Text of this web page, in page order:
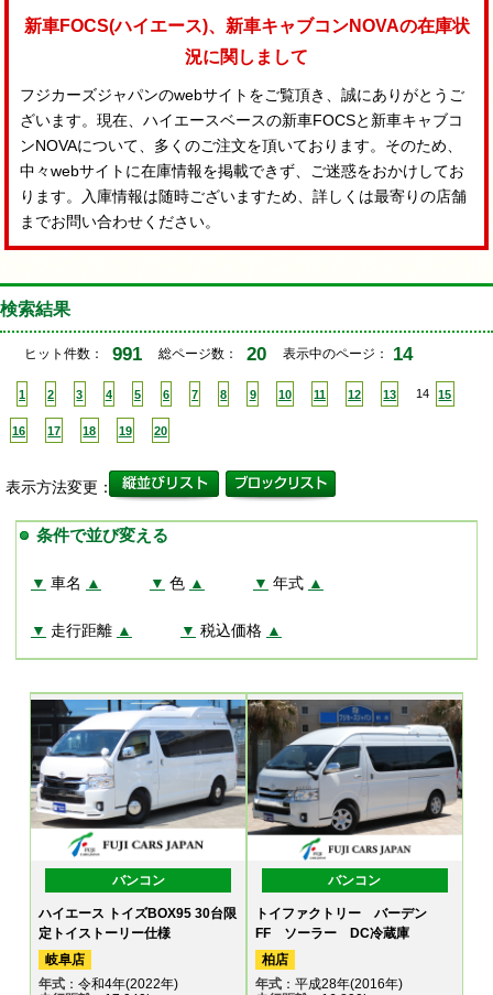
新車FOCS(ハイエース)、新車キャブコンNOVAの在庫状
況に関しまして
フジカーズジャパンのwebサイトをご覧頂き、誠にありがとうご
ざいます。現在、ハイエースベースの新車FOCSと新車キャブコ
ンNOVAについて、多くのご注文を頂いております。そのため、
中々webサイトに在庫情報を掲載できず、ご迷惑をおかけしてお
ります。入庫情報は随時ございますため、詳しくは最寄りの店舗
までお問い合わせください。
検索結果
ヒット件数： 991 総ページ数： 20 表示中のページ： 14
1 2 3 4 5 6 7 8 9 10 11 12 13 14 15
16 17 18 19 20
表示方法変更：
条件で並び変える
▼ 車名 ▲ ▼ 色 ▲ ▼ 年式 ▲
▼ 走行距離 ▲ ▼ 税込価格 ▲
バンコン
ハイエース トイズBOX95 30台限
定トイストーリー仕様
岐阜店
年式 ：令和4年(2022年)
バンコン
トイファクトリー バーデン
FF ソーラー DC冷蔵庫
柏店
年式：平成28年(2016年)